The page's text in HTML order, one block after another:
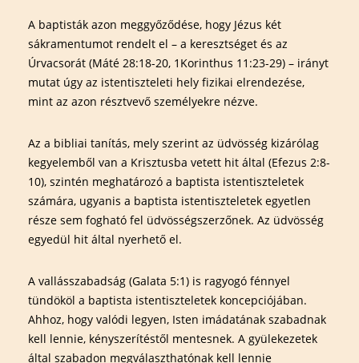
A baptisták azon meggyőződése, hogy Jézus két
sákramentumot rendelt el – a keresztséget és az
Úrvacsorát (Máté 28:18-20, 1Korinthus 11:23-29) – irányt
mutat úgy az istentiszteleti hely fizikai elrendezése,
mint az azon résztvevő személyekre nézve.
Az a bibliai tanítás, mely szerint az üdvösség kizárólag
kegyelemből van a Krisztusba vetett hit által (Efezus 2:8-
10), szintén meghatározó a baptista istentiszteletek
számára, ugyanis a baptista istentiszteletek egyetlen
része sem fogható fel üdvösségszerzőnek. Az üdvösség
egyedül hit által nyerhető el.
A vallásszabadság (Galata 5:1) is ragyogó fénnyel
tündököl a baptista istentiszteletek koncepciójában.
Ahhoz, hogy valódi legyen, Isten imádatának szabadnak
kell lennie, kényszerítéstől mentesnek. A gyülekezetek
által szabadon megválaszthatónak kell lennie